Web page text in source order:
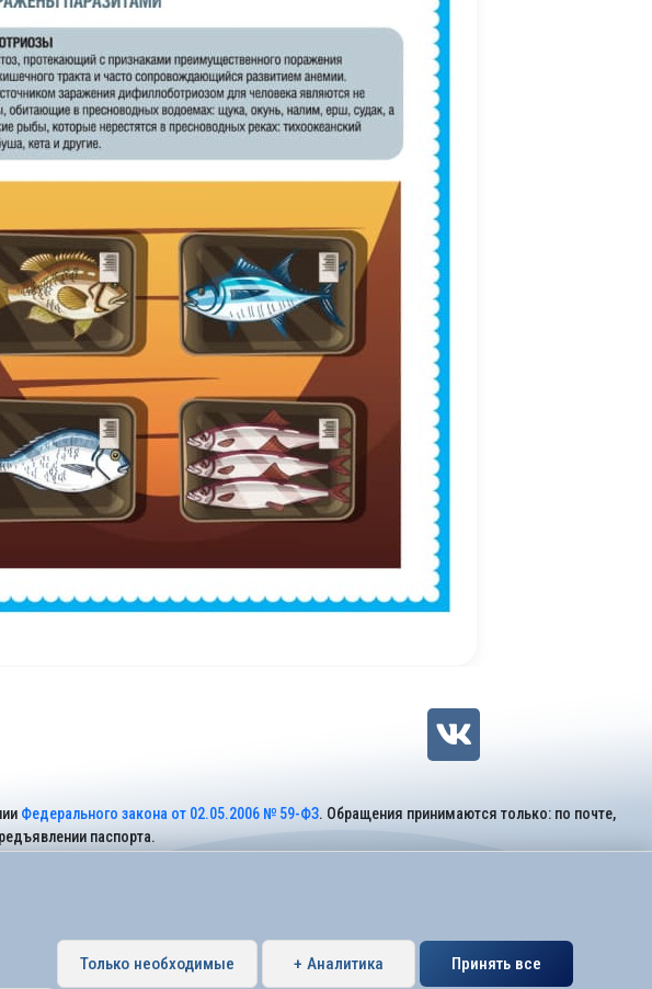
Федерального закона от 02.05.2006 № 59-ФЗ. Обращения принимаются только: по почте,
паспорта.
Только необходимые + Аналитика Принять все